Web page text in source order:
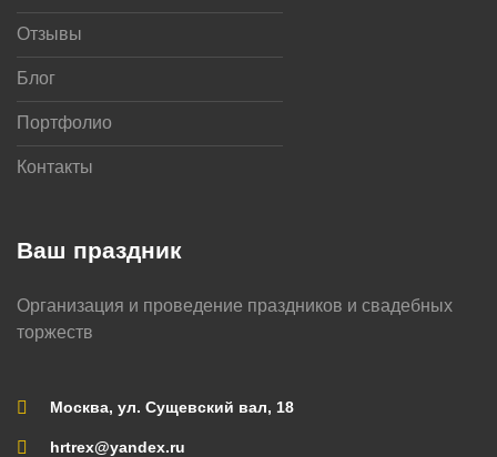
Ваш праздник
Организация и проведение праздников и свадебных
торжеств
Москва, ул. Сущевский вал, 18
hrtrex@yandex.ru
Отзывы
Блог
Портфолио
Контакты